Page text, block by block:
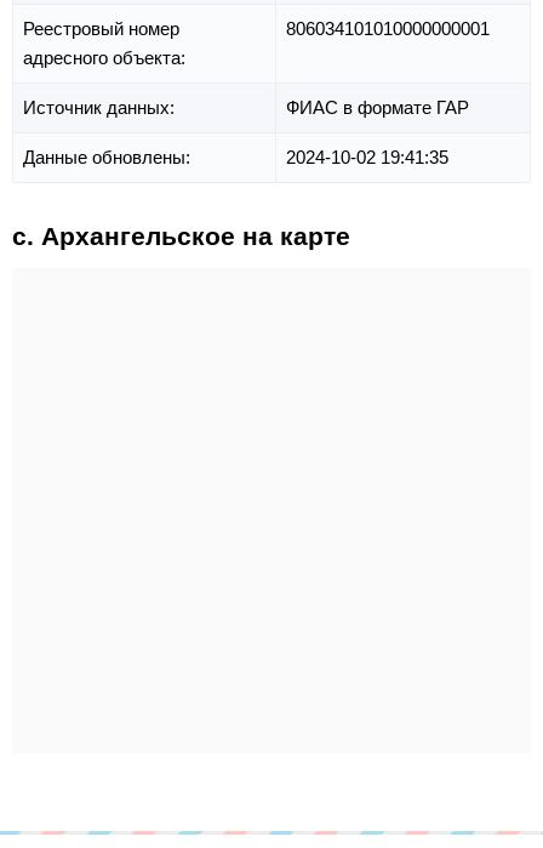
Реестровый номер
адресного объекта:
806034101010000000001
Источник данных: ФИАС в формате ГАР
Данные обновлены: 2024-10-02 19:41:35
с. Архангельское на карте